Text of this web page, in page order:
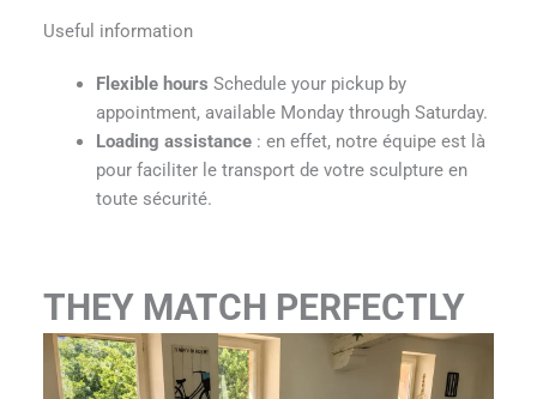
Useful information
Flexible hours Schedule your pickup by
appointment, available Monday through Saturday.
Loading assistance: en effet, notre équipe est là
pour faciliter le transport de votre sculpture en
toute sécurité.
THEY MATCH PERFECTLY